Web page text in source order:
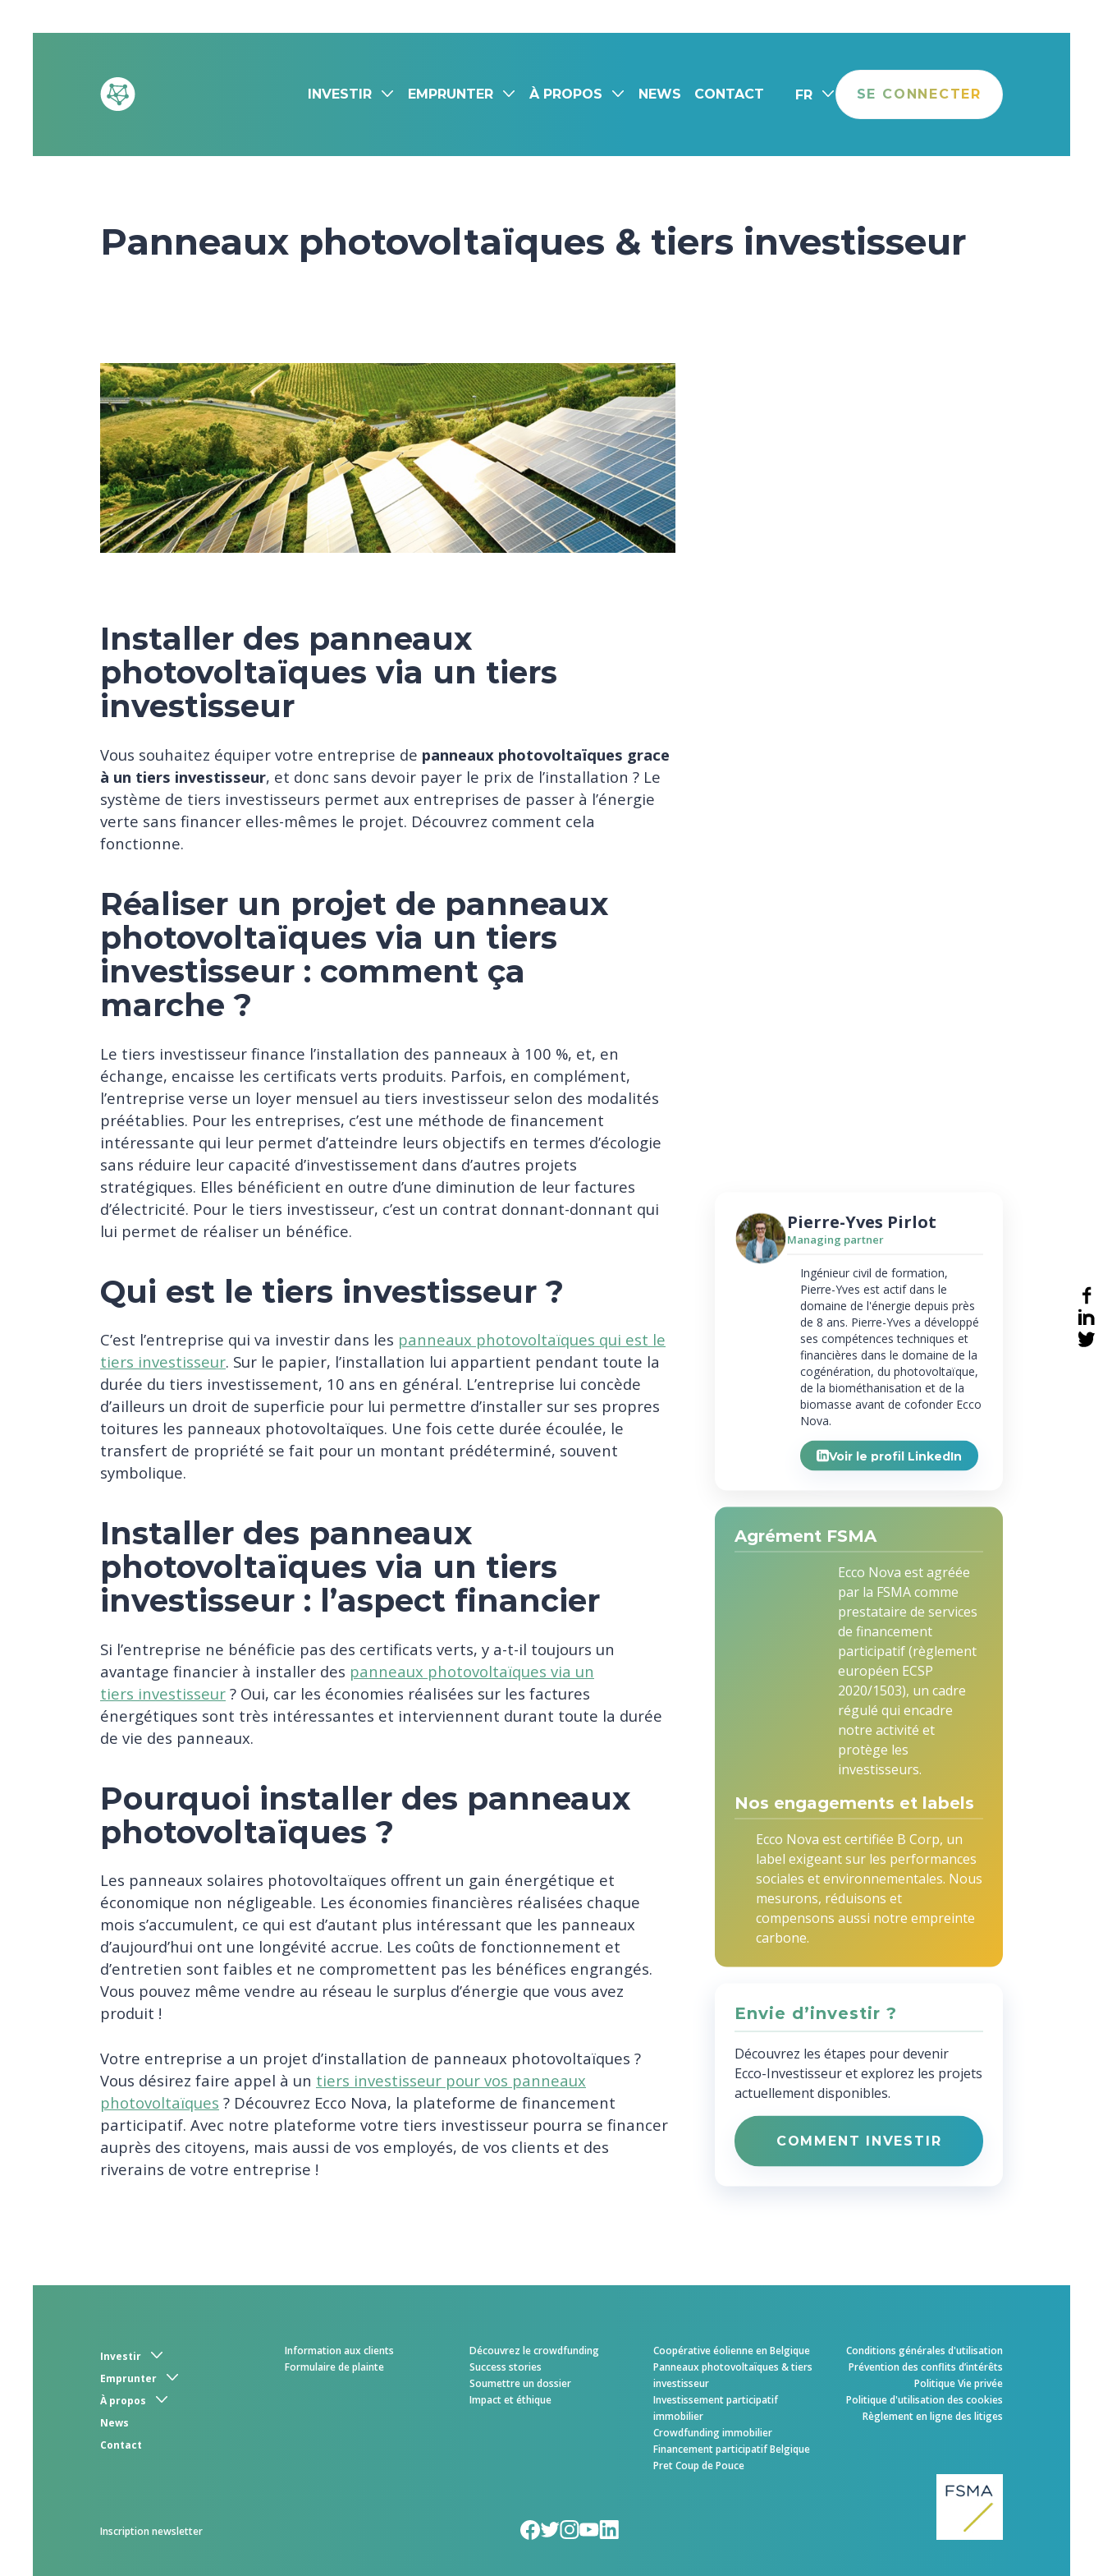
INVESTIR EMPRUNTER À PROPOS NEWS CONTACT FR SE CONNECTER
Panneaux photovoltaïques & tiers investisseur
Installer des panneaux
photovoltaïques via un tiers
investisseur
Vous souhaitez équiper votre entreprise de panneaux photovoltaïques grace
à un tiers investisseur, et donc sans devoir payer le prix de l’installation ? Le
système de tiers investisseurs permet aux entreprises de passer à l’énergie
verte sans financer elles-mêmes le projet. Découvrez comment cela
fonctionne.
Réaliser un projet de panneaux
photovoltaïques via un tiers
investisseur : comment ça
marche ?
Le tiers investisseur finance l’installation des panneaux à 100 %, et, en
échange, encaisse les certificats verts produits. Parfois, en complément,
l’entreprise verse un loyer mensuel au tiers investisseur selon des modalités
préétablies. Pour les entreprises, c’est une méthode de financement
intéressante qui leur permet d’atteindre leurs objectifs en termes d’écologie
sans réduire leur capacité d’investissement dans d’autres projets
stratégiques. Elles bénéficient en outre d’une diminution de leur factures
d’électricité. Pour le tiers investisseur, c’est un contrat donnant-donnant qui
lui permet de réaliser un bénéfice.
Qui est le tiers investisseur ?
C’est l’entreprise qui va investir dans les panneaux photovoltaïques qui est le
tiers investisseur. Sur le papier, l’installation lui appartient pendant toute la
durée du tiers investissement, 10 ans en général. L’entreprise lui concède
d’ailleurs un droit de superficie pour lui permettre d’installer sur ses propres
toitures les panneaux photovoltaïques. Une fois cette durée écoulée, le
transfert de propriété se fait pour un montant prédéterminé, souvent
symbolique.
Installer des panneaux
photovoltaïques via un tiers
investisseur : l’aspect financier
Si l’entreprise ne bénéficie pas des certificats verts, y a-t-il toujours un
avantage financier à installer des panneaux photovoltaïques via un
tiers investisseur ? Oui, car les économies réalisées sur les factures
énergétiques sont très intéressantes et interviennent durant toute la durée
de vie des panneaux.
Pourquoi installer des panneaux
photovoltaïques ?
Les panneaux solaires photovoltaïques offrent un gain énergétique et
économique non négligeable. Les économies financières réalisées chaque
mois s’accumulent, ce qui est d’autant plus intéressant que les panneaux
d’aujourd’hui ont une longévité accrue. Les coûts de fonctionnement et
d’entretien sont faibles et ne compromettent pas les bénéfices engrangés.
Vous pouvez même vendre au réseau le surplus d’énergie que vous avez
produit !
Votre entreprise a un projet d’installation de panneaux photovoltaïques ?
Vous désirez faire appel à un tiers investisseur pour vos panneaux
photovoltaïques ? Découvrez Ecco Nova, la plateforme de financement
participatif. Avec notre plateforme votre tiers investisseur pourra se financer
auprès des citoyens, mais aussi de vos employés, de vos clients et des
riverains de votre entreprise !
Pierre-Yves Pirlot
Managing partner
Ingénieur civil de formation,
Pierre-Yves est actif dans le
domaine de l'énergie depuis près
de 8 ans. Pierre-Yves a développé
ses compétences techniques et
financières dans le domaine de la
cogénération, du photovoltaïque,
de la biométhanisation et de la
biomasse avant de cofonder Ecco
Nova.
Voir le profil LinkedIn
Agrément FSMA
Ecco Nova est agréée
par la FSMA comme
prestataire de services
de financement
participatif (règlement
européen ECSP
2020/1503), un cadre
régulé qui encadre
notre activité et
protège les
investisseurs.
Nos engagements et labels
Ecco Nova est certifiée B Corp, un
label exigeant sur les performances
sociales et environnementales. Nous
mesurons, réduisons et
compensons aussi notre empreinte
carbone.
Envie d’investir ?
Découvrez les étapes pour devenir
Ecco-Investisseur et explorez les projets
actuellement disponibles.
COMMENT INVESTIR
Investir
Emprunter
À propos
News
Contact
Information aux clients
Formulaire de plainte
Découvrez le crowdfunding
Success stories
Soumettre un dossier
Impact et éthique
Coopérative éolienne en Belgique
Panneaux photovoltaïques & tiers
investisseur
Investissement participatif
immobilier
Crowdfunding immobilier
Financement participatif Belgique
Pret Coup de Pouce
Conditions générales d'utilisation
Prévention des conflits d’intérêts
Politique Vie privée
Politique d'utilisation des cookies
Règlement en ligne des litiges
Inscription newsletter